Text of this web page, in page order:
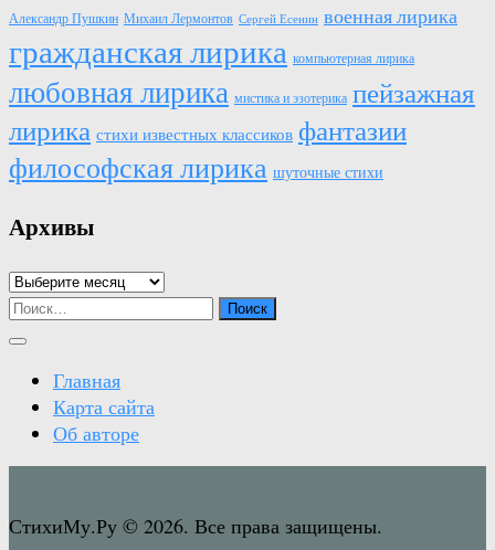
Александр Пушкин Михаил Лермонтов Сергей Есенин военная лирика
гражданская лирика компьютерная лирика
любовная лирика мистика и эзотерика пейзажная
лирика стихи известных классиков фантазии
философская лирика шуточные стихи
Архивы
Архивы
Найти:
Главная
Карта сайта
Об авторе
СтихиМу.Ру © 2026. Все права защищены.